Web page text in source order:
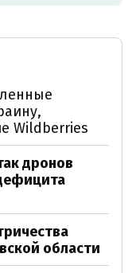
Wildberries
дронов
области